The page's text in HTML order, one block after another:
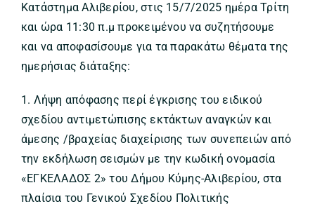
Κατάστημα Αλιβερίου, στις 15/7/2025 ημέρα Τρίτη
και ώρα 11:30 π.μ προκειμένου να συζητήσουμε
και να αποφασίσουμε για τα παρακάτω θέματα της
ημερήσιας διάταξης:
1. Λήψη απόφασης περί έγκρισης του ειδικού
σχεδίου αντιμετώπισης εκτάκτων αναγκών και
άμεσης /βραχείας διαχείρισης των συνεπειών από
την εκδήλωση σεισμών με την κωδική ονομασία
«ΕΓΚΕΛΑΔΟΣ 2» του Δήμου Κύμης-Αλιβερίου, στα
πλαίσια του Γενικού Σχεδίου Πολιτικής